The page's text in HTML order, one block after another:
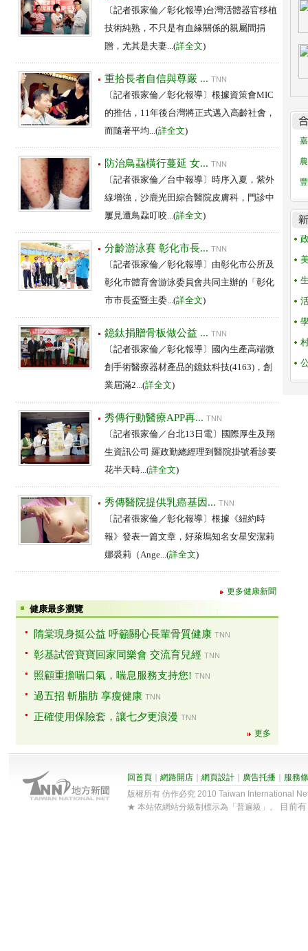
〔記者張家倫／彰化報導)台灣活體器官移植
技術純熟，不只是有血緣關係的親屬間捐
贈，尤其是夫妻...(詳全文)
重拾長者自信與尊嚴 ... TNN
〔記者張家倫／彰化報導〕根據資策會MIC
的推估，11年後台灣將正式邁入高齡社會，
而隨著平均...(詳全文)
防治鳥蝨橫行蔓延 女... TNN
〔記者張家倫／台中報導〕時序入夏，紫外
線增強，沙鹿光田綜合醫院皮膚科，門診中
屢見遭鳥蝨叮咬...(詳全文)
分齡游泳賽 彰化市長... TNN
〔記者張家倫／彰化報導〕由彰化市公所及
彰化市體育會游泳委員會共同主辦的「彰化
市市長盃暨主委...(詳全文)
鐿鈦捐贈骨板做公益 ... TNN
〔記者張家倫／彰化報導〕國內生產高端微
創手術醫療器材產品的鐿鈦科技(4163)，創
業屆滿2...(詳全文)
秀傳行動醫療APP再... TNN
〔記者張家倫／台北13日電〕國際厚生及翔
生資訊公司 羅政勤總經理到醫院掛號看診要
花半天時...(詳全文)
秀傳醫院提供乳癌基因... TNN
〔記者張家倫／彰化報導〕根據《紐約時
報》發表一篇文章，好萊塢知名女星安潔莉
娜裘莉（Ange...(詳全文)
更多健康新聞
健康最多瀏覽
隋棠現身挺公益 呼籲關心長輩骨質健康 TNN
彰基試管寶寶回家同樂會 交流育兒經 TNN
照顧重擔喘口氣，喘息服務支持您! TNN
過五招 斬脂肪 享瘦健康 TNN
正確使用保險套，讓七夕更浪漫 TNN
更多
回首頁 網路開店 網頁設計 廣告托播
服務
版權所有 仿作必究 2010 Taiwan International
★ 本站依網站分級制標示為「普遍級」。
目前